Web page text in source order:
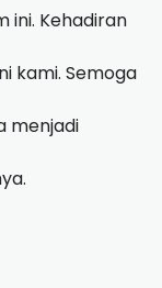
ini. Kehadiran
kami. Semoga
menjadi